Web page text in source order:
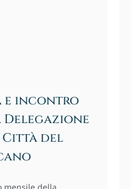
e incontro
Città del